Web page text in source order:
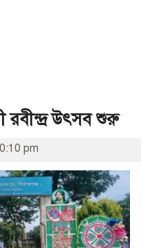
রবীন্দ্র উৎসব শুরু
pm